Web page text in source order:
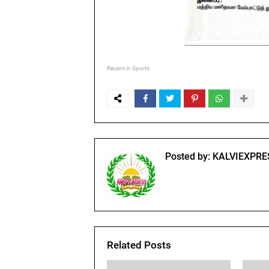
Recent in Sports
Posted by:
Related Posts